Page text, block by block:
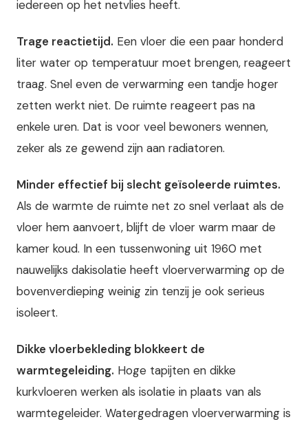
iedereen op het netvlies heeft.
Trage reactietijd. Een vloer die een paar honderd
liter water op temperatuur moet brengen, reageert
traag. Snel even de verwarming een tandje hoger
zetten werkt niet. De ruimte reageert pas na
enkele uren. Dat is voor veel bewoners wennen,
zeker als ze gewend zijn aan radiatoren.
Minder effectief bij slecht geïsoleerde ruimtes.
Als de warmte de ruimte net zo snel verlaat als de
vloer hem aanvoert, blijft de vloer warm maar de
kamer koud. In een tussenwoning uit 1960 met
nauwelijks dakisolatie heeft vloerverwarming op de
bovenverdieping weinig zin tenzij je ook serieus
isoleert.
Dikke vloerbekleding blokkeert de
warmtegeleiding. Hoge tapijten en dikke
kurkvloeren werken als isolatie in plaats van als
warmtegeleider. Watergedragen vloerverwarming is